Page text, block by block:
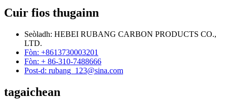
Cuir fios thugainn
Seòladh: HEBEI RUBANG CARBON PRODUCTS CO.,
LTD.
Fòn: +8613730003201
Fòn: + 86-310-7488666
Post-d: rubang_123@sina.com
tagaichean